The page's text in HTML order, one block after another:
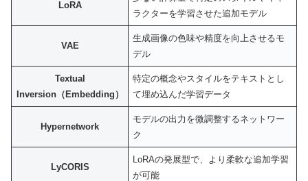
LoRA
ラクターを学習させた追加モデル
VAE
生成画像の色味や精度を向上させるモ
デル
Textual
Inversion（Embedding）
特定の概念やスタイルをテキストとし
て埋め込んだ学習データ
Hypernetwork
モデルの出力を微調整するネットワー
ク
LyCORIS
LoRAの発展型で、より柔軟な追加学習
が可能